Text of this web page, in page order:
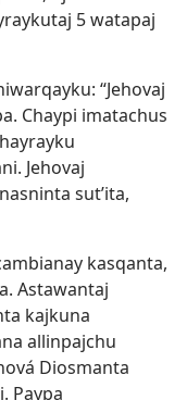
5 watapaj
“Jehovaj
Chaypi imatachus
Jehovaj
sutʼita,
kasqanta,
Astawantaj
kajkuna
allinpajchu
Diosmanta
Paypa